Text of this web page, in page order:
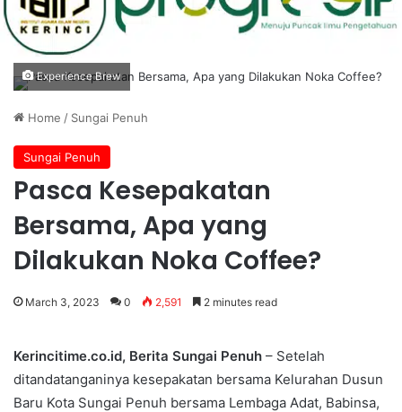
Experience Brew
Home / Sungai Penuh
Sungai Penuh
Pasca Kesepakatan
Bersama, Apa yang
Dilakukan Noka Coffee?
March 3, 2023 0 2,591 2 minutes read
Kerincitime.co.id, Berita Sungai Penuh – Setelah
ditandatanganinya kesepakatan bersama Kelurahan Dusun
Baru Kota Sungai Penuh bersama Lembaga Adat, Babinsa,